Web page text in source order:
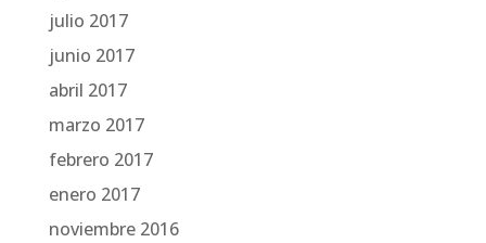
julio 2017
junio 2017
abril 2017
marzo 2017
febrero 2017
enero 2017
noviembre 2016